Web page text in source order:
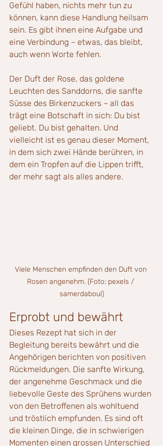
Gefühl haben, nichts mehr tun zu
können, kann diese Handlung heilsam
sein. Es gibt ihnen eine Aufgabe und
eine Verbindung – etwas, das bleibt,
auch wenn Worte fehlen.
Der Duft der Rose, das goldene
Leuchten des Sanddorns, die sanfte
Süsse des Birkenzuckers – all das
trägt eine Botschaft in sich: Du bist
geliebt. Du bist gehalten. Und
vielleicht ist es genau dieser Moment,
in dem sich zwei Hände berühren, in
dem ein Tropfen auf die Lippen trifft,
der mehr sagt als alles andere.
Viele Menschen empfinden den Duft von
Rosen angenehm. (Foto: pexels /
samerdaboul)
Erprobt und bewährt
Dieses Rezept hat sich in der
Begleitung bereits bewährt und die
Angehörigen berichten von positiven
Rückmeldungen. Die sanfte Wirkung,
der angenehme Geschmack und die
liebevolle Geste des Sprühens wurden
von den Betroffenen als wohltuend
und tröstlich empfunden. Es sind oft
die kleinen Dinge, die in schwierigen
Momenten einen grossen Unterschied